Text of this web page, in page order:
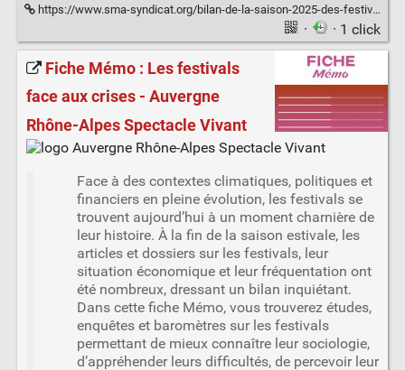
https://www.sma-syndicat.org/bilan-de-la-saison-2025-des-festivals/
· · 1 click
Fiche Mémo : Les festivals
face aux crises - Auvergne
Rhône-Alpes Spectacle Vivant
Face à des contextes climatiques, politiques et
financiers en pleine évolution, les festivals se
trouvent aujourd’hui à un moment charnière de
leur histoire. À la fin de la saison estivale, les
articles et dossiers sur les festivals, leur
situation économique et leur fréquentation ont
été nombreux, dressant un bilan inquiétant.
Dans cette fiche Mémo, vous trouverez études,
enquêtes et baromètres sur les festivals
permettant de mieux connaître leur sociologie,
d’appréhender leurs difficultés, de percevoir leur